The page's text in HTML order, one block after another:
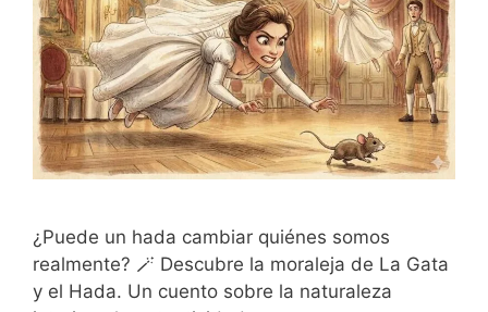
¿Puede un hada cambiar quiénes somos
realmente? 🪄 Descubre la moraleja de La Gata
y el Hada. Un cuento sobre la naturaleza